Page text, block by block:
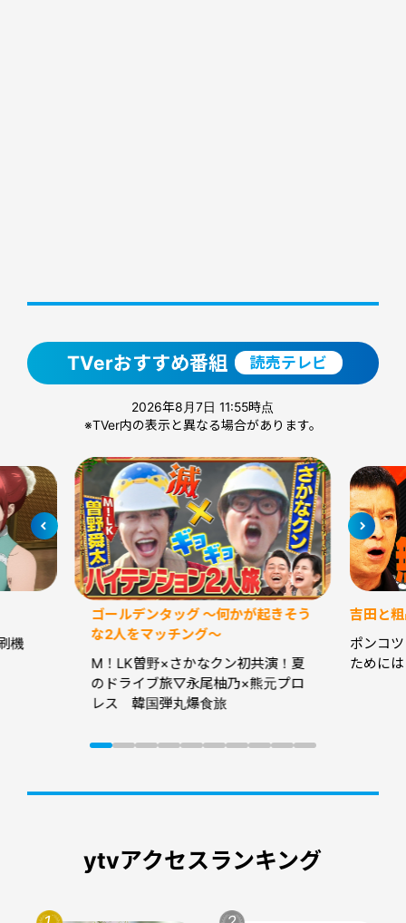
TVerおすすめ番組 読売テレビ
2026年8月7日 11:55時点
※TVer内の表示と異なる場合があります。
機
ゴールデンタッグ ～何かが起きそう
な2人をマッチング～
M！LK曽野×さかなクン初共演！夏
のドライブ旅▽永尾柚乃×熊元プロ
レス 韓国弾丸爆食旅
吉田と
ポンコ
ために
ytvアクセスランキング